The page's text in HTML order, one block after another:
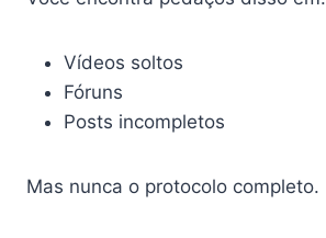
Vídeos soltos
Fóruns
Posts incompletos
Mas nunca o protocolo completo.